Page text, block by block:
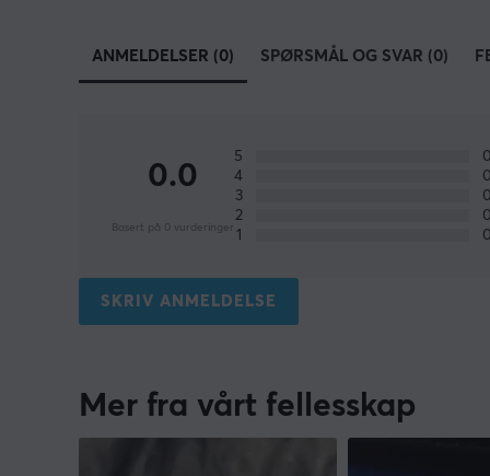
ANMELDELSER (0) SPØRSMÅL OG SVAR (0)
0.0
Basert på 0 vurderinger
5
4
3
2
1
SKRIV ANMELDELSE
Mer fra vårt fellesskap